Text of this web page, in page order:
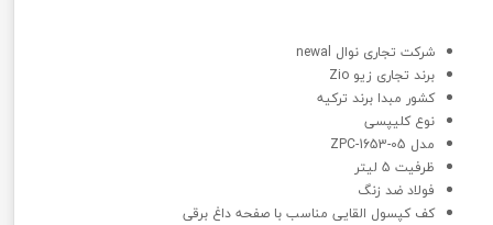
شرکت تجاری نوال newal
برند تجاری زیو Zio
کشور مبدا برند ترکیه
نوع کلیپسی
مدل ZPC-1653-05
ظرفیت 5 لیتر
فولاد ضد زنگ
کف کپسول القایی مناسب با صفحه داغ برقی